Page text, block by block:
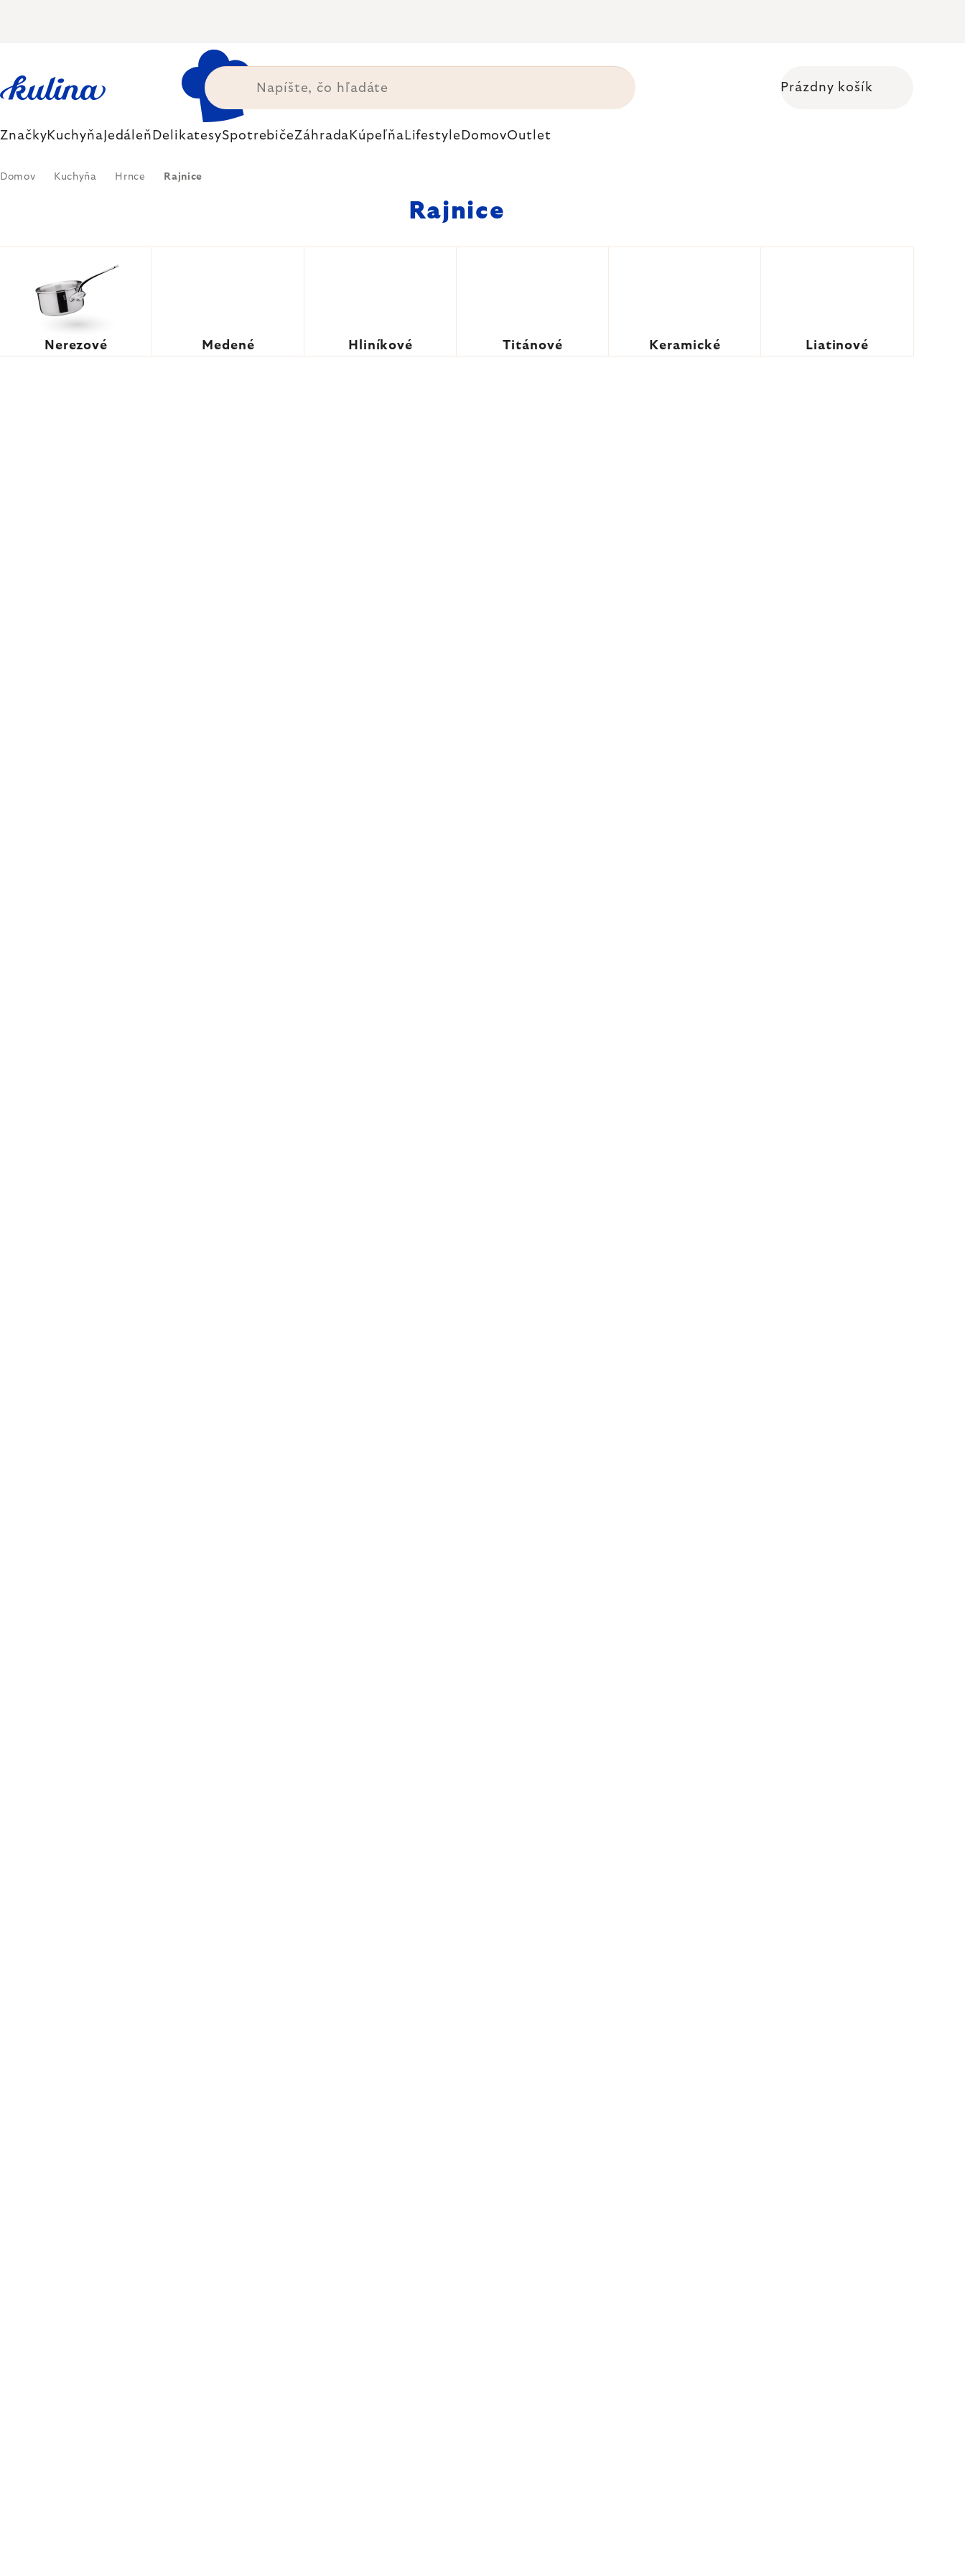
Prázdny košík
ZnačkyKuchyňa Jedáleň DelikatesySpotrebičeZáhrada Kúpeľňa Lifestyle DomovOutlet
Domov Kuchyňa Hrnce Rajnice
Rajnice
Nerezové Medené Hliníkové Titánové Keramické Liatinové